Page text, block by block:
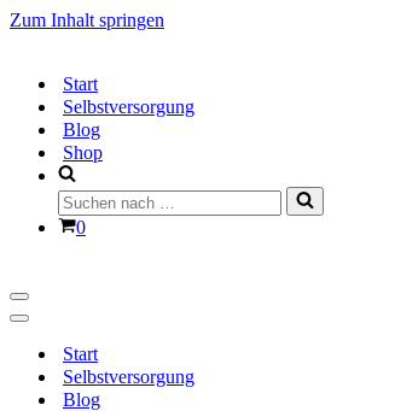
Zum Inhalt springen
Start
Selbstversorgung
Blog
Shop
Suchen
nach …
Warenkorb
0
Navigationsmenü
Navigationsmenü
Start
Selbstversorgung
Blog